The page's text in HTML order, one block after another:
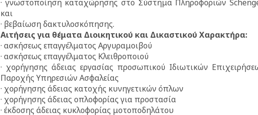
· γνωστοποίηση καταχώρησης στο Σύστημα Πληροφοριών
και
· βεβαίωση δακτυλοσκόπησης.
Αιτήσεις για θέματα Διοικητικού και Δικαστικού Χαρακτήρα:
· ασκήσεως επαγγέλματος Αργυραμοιβού
· ασκήσεως επαγγέλματος Κλειθροποιού
· χορήγησης άδειας εργασίας προσωπικού Ιδιωτικών
Παροχής Υπηρεσιών Ασφαλείας
· χορήγησης άδειας κατοχής κυνηγετικών όπλων
· χορήγησης άδειας οπλοφορίας για προστασία
· έκδοσης άδειας κυκλοφορίας μοτοποδηλάτου